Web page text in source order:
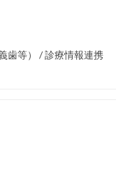
歯等） / 診療情報連携